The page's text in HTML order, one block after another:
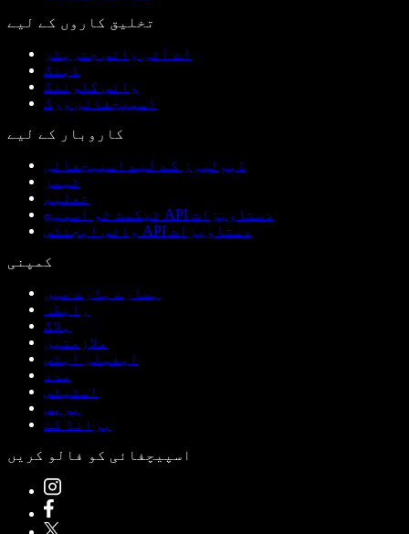
تخلیق کاروں کے لیے
اے آئی وائس جنریٹر
ڈبنگ
وائس کلوننگ
اسپیچفائی ورک
کاروبار کے لیے
ڈیولپرز کے لیے اسپیچفائی
ٹیمز
تعلیم
ٹیکسٹ ٹو اسپیچ API دستاویزات
وائس ایجنٹس API دستاویزات
کمپنی
ہمارے بارے میں
رابطہ
بلاگ
ملازمتیں
ایفیلی ایٹس
مدد
اسٹیٹس
پریس
برانڈ کٹ
اسپیچفائی کو فالو کریں